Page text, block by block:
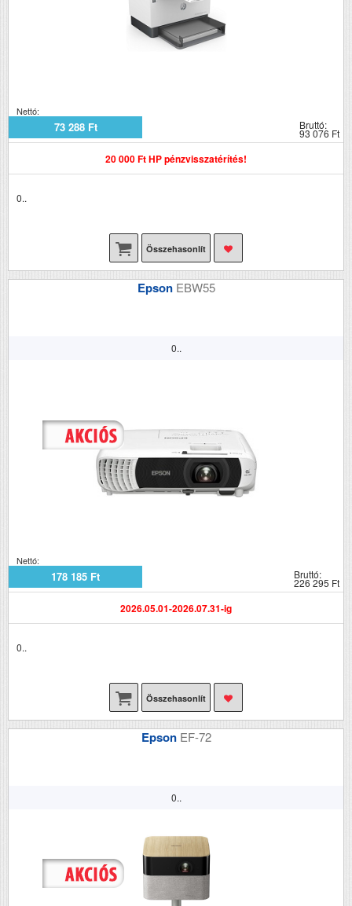
Nettó:
73 288 Ft Bruttó:
93 076 Ft
20 000 Ft HP pénzvisszatérítés!
0..
Összehasonlít
Epson EBW55
0..
Nettó:
178 185 Ft Bruttó:
226 295 Ft
2026.05.01-2026.07.31-ig
0..
Összehasonlít
Epson EF-72
0..